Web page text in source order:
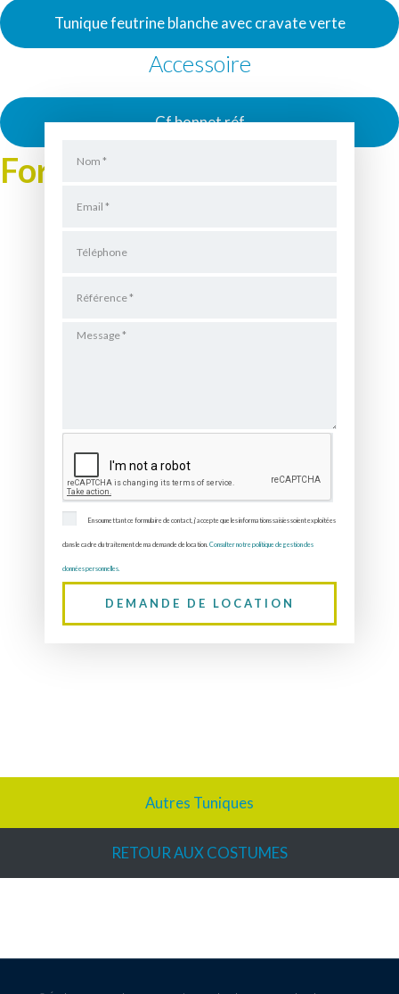
Tunique feutrine blanche avec cravate verte
Accessoire
Cf bonnet réf
Formulaire de Location
En soumettant ce formulaire de contact, j’accepte que les informations saisies soient exploitées
dans le cadre du traitement de ma demande de location.Consulter notre politique de gestion des
données personnelles.
DEMANDE DE LOCATION
Autres Tuniques
RETOUR AUX COSTUMES